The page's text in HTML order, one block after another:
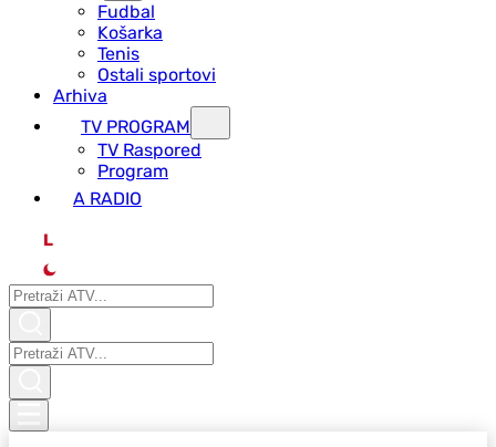
Fudbal
Košarka
Tenis
Ostali sportovi
Arhiva
TV PROGRAM
ТV Raspored
Program
A RADIO
L